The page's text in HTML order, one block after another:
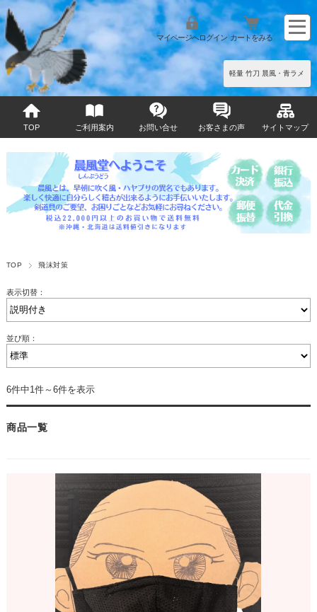
軽量 竹刀 晨風・青ラメ
マイページへログイン カートをみる
TOP ご利用案内 お問い合せ お客さまの声 サイトマップ
TOP 飛沫対策
表示切替：
並び順：
6件中1件～6件を表示
商品一覧